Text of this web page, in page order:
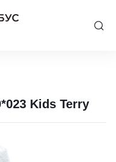
Kids Terry